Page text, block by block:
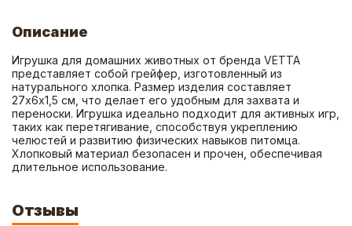
Описание
Игрушка для домашних животных от бренда VETTA
представляет собой грейфер, изготовленный из
натурального хлопка. Размер изделия составляет
27х6х1,5 см, что делает его удобным для захвата и
переноски. Игрушка идеально подходит для активных игр,
таких как перетягивание, способствуя укреплению
челюстей и развитию физических навыков питомца.
Хлопковый материал безопасен и прочен, обеспечивая
длительное использование.
Отзывы